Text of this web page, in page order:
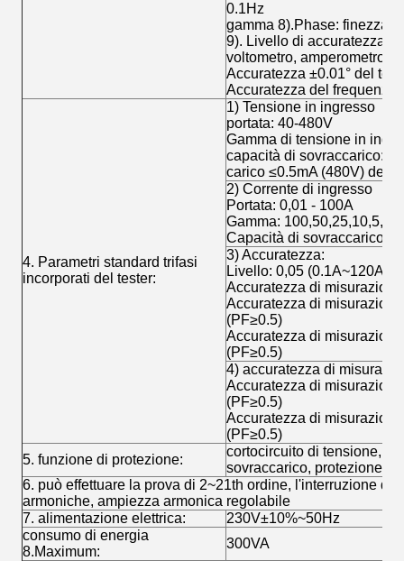
0.1Hz
gamma 8).Phase: finezza
9). Livello di accuratezza
voltometro, amperometro
Accuratezza ±0.01° del
Accuratezza del
4. Parametri standard trifasi
incorporati del tester:
1) Tensione in ingresso
portata: 40-480V
Gamma di tensione in
capacità di sovraccarico:
carico ≤0.5mA (480V)
2) Corrente di ingresso
Portata: 0,01 - 100A
Gamma:
Capacità di sovraccarico:
3) Accuratezza:
Livello: 0,05 (0.1A~120A)
Accuratezza di
Accuratezza di
(PF≥0.5)
Accuratezza di
(PF≥0.5)
4) accuratezza di
Accuratezza di
(PF≥0.5)
Accuratezza di
(PF≥0.5)
5. funzione di protezione:
cortocircuito di tensione,
sovraccarico, protezione
6. può effettuare la prova di 2~21th ordine, l'interruzione di
armoniche, ampiezza armonica regolabile
7. alimentazione elettrica:
230V±10%~50Hz
consumo di energia
8.Maximum:
300VA